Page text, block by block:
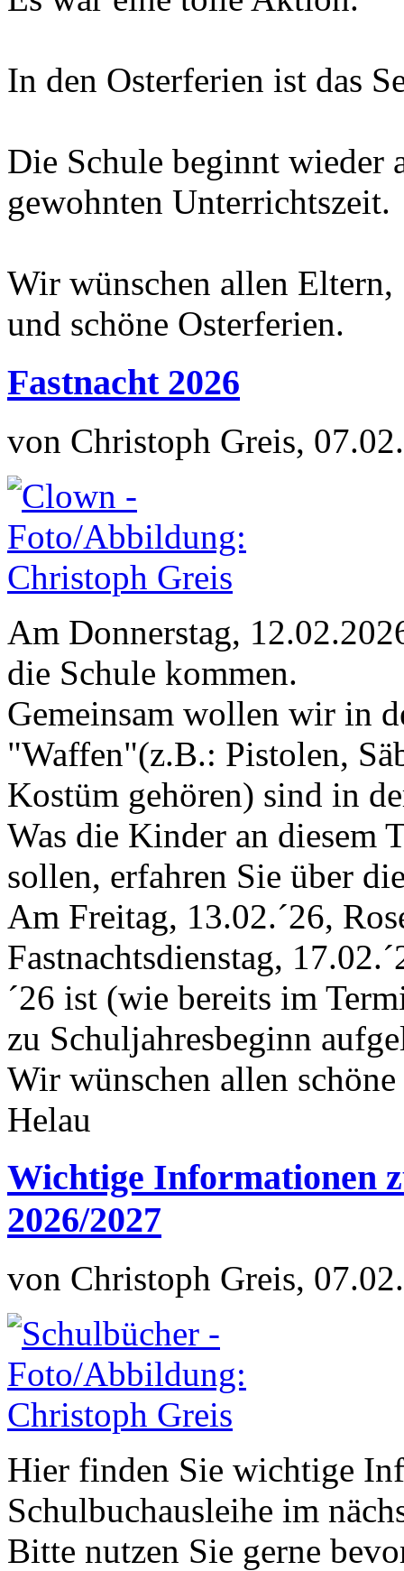
In den Osterferien ist das
Die Schule beginnt wieder
gewohnten Unterrichtszeit.
Wir wünschen allen
und schöne Osterferien.
Fastnacht 2026
von Christoph Greis,
Am Donnerstag,
die Schule kommen.
Gemeinsam wollen wir in
"Waffen"(z.B.: Pistolen,
Kostüm gehören) sind in
Was die Kinder an diesem
sollen, erfahren Sie über
Am Freitag, 13.02.´26,
Fastnachtsdienstag,
´26 ist (wie bereits im
zu Schuljahresbeginn
Wir wünschen allen schöne
Helau
Wichtige Informationen
2026/2027
von Christoph Greis,
Hier finden Sie wichtige
Schulbuchausleihe im
Bitte nutzen Sie gerne